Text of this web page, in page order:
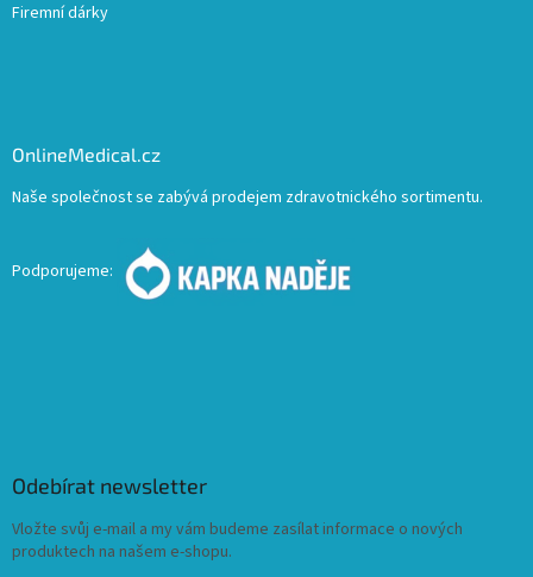
Firemní dárky
OnlineMedical.cz
Naše společnost se zabývá prodejem zdravotnického sortimentu.
Podporujeme:
Odebírat newsletter
Vložte svůj e-mail a my vám budeme zasílat informace o nových
produktech na našem e-shopu.